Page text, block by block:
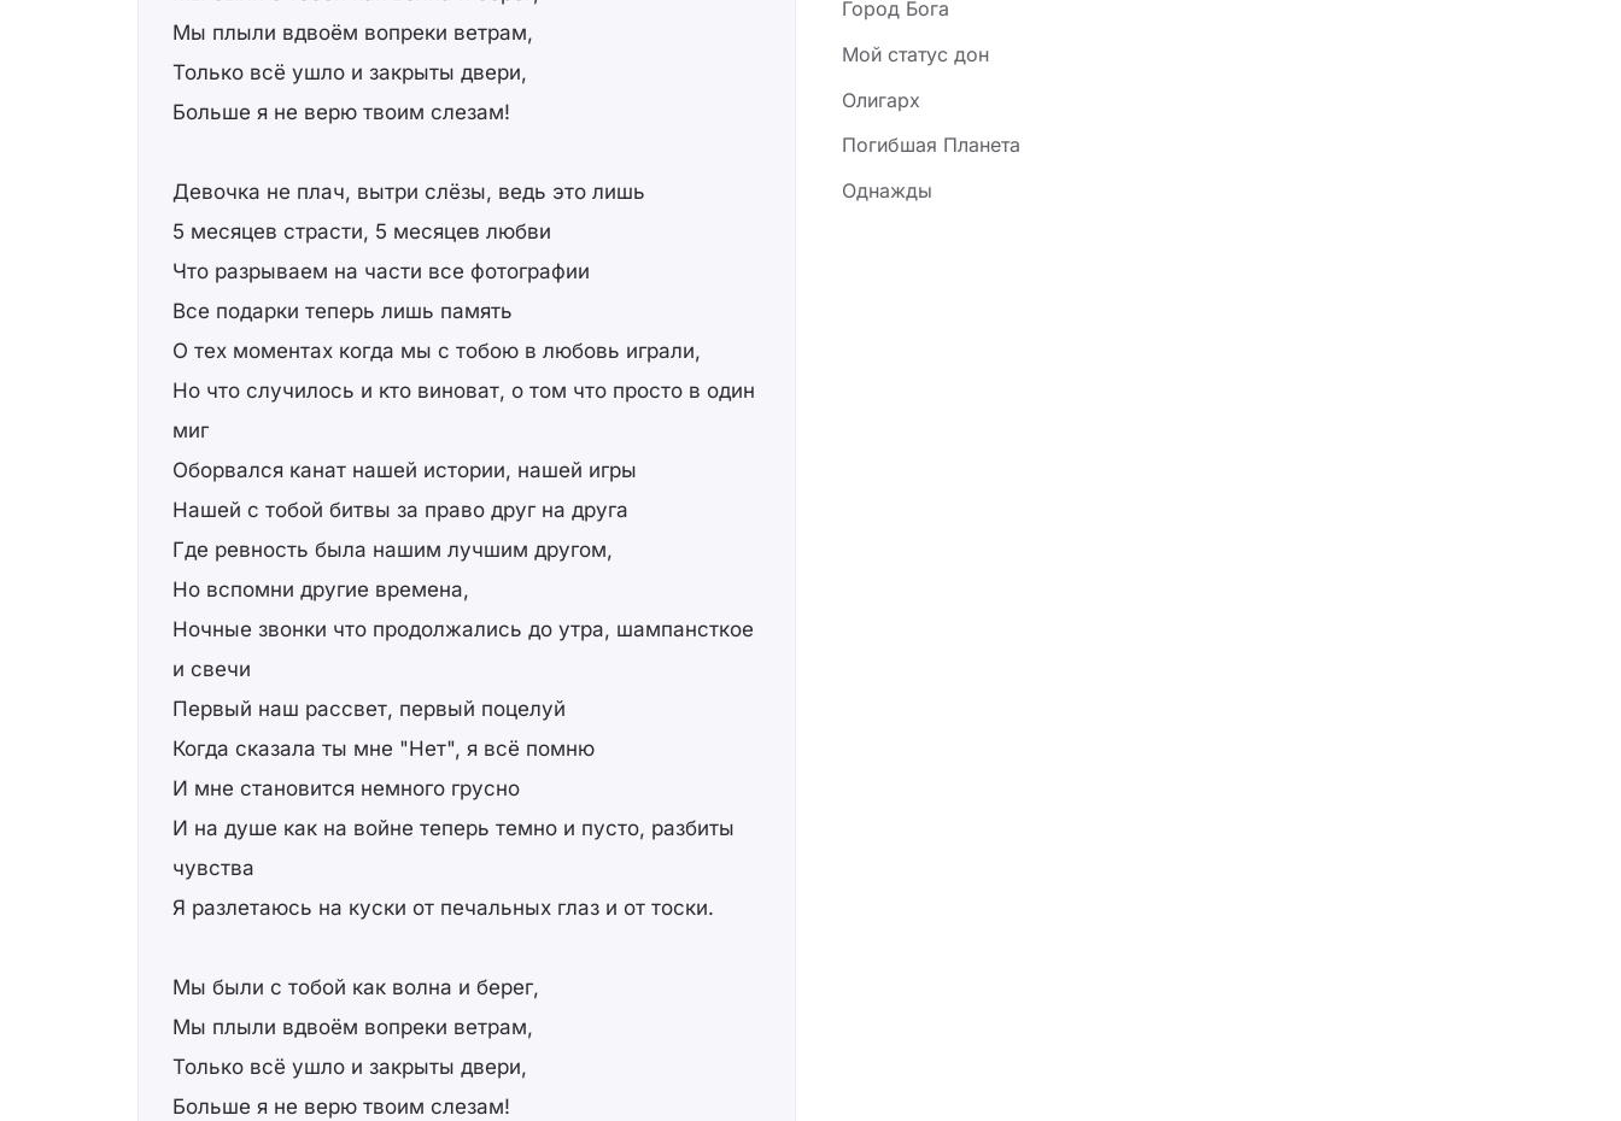
Мы плыли вдвоём вопреки ветрам,
Только всё ушло и закрыты двери,
Больше я не верю твоим слезам!
Девочка не плач, вытри слёзы, ведь это лишь
5 месяцев страсти, 5 месяцев любви
Что разрываем на части все фотографии
Все подарки теперь лишь память
О тех моментах когда мы с тобою в любовь играли,
Но что случилось и кто виноват, о том что просто в один
миг
Оборвался канат нашей истории, нашей игры
Нашей с тобой битвы за право друг на друга
Где ревность была нашим лучшим другом,
Но вспомни другие времена,
Ночные звонки что продолжались до утра, шампансткое
и свечи
Первый наш рассвет, первый поцелуй
Когда сказала ты мне "Нет", я всё помню
И мне становится немного грусно
И на душе как на войне теперь темно и пусто, разбиты
чувства
Я разлетаюсь на куски от печальных глаз и от тоски.
Мы были с тобой как волна и берег,
Мы плыли вдвоём вопреки ветрам,
Только всё ушло и закрыты двери,
Больше я не верю твоим слезам!
Город Бога
Мой статус дон
Олигарх
Погибшая Планета
Однажды